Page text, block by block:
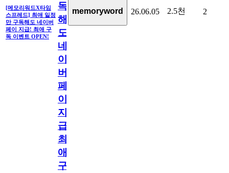
[메모리워드X타임
스프레드] 최애 일정
만 구독해도 네이버
페이 지급! 최애 구
독 이벤트 OPEN!
독
해
도
네
이
버
페
이
지
급!
최
애
구
memoryword 26.06.05 2.5천 2